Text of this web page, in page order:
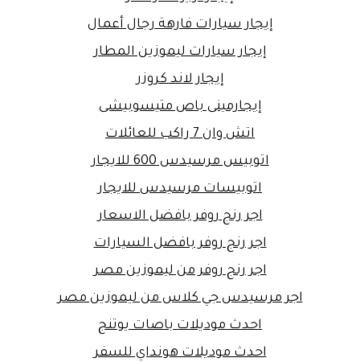
إيجار سيارات فارهة رجال أعمال
إيجار سيارات ليموزين المطار
إيجار لاند كروزر
إيجارمينى باص متيسوبيشى
اتش وان 7 راكب للعائلات
اتوبيس مرسيدس 600 للايجار
اتوبيسات مرسيدس للايجار
اجر رنج روفر بافضل الاسعار
اجر رنج روفر بافضل السيارات
اجر رنج روفر من ليموزين مصر
اجر مرسيدس جي كلاس من ليموزين مصر
احدث موديلات باصات يوتنج
احدث موديلات هونداي للسفر